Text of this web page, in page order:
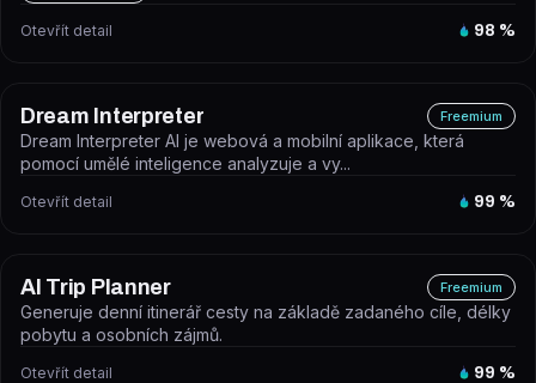
Otevřít detail 98 %
Dream Interpreter Freemium
Dream Interpreter AI je webová a mobilní aplikace, která
pomocí umělé inteligence analyzuje a vy...
Otevřít detail 99 %
AI Trip Planner Freemium
Generuje denní itinerář cesty na základě zadaného cíle, délky
pobytu a osobních zájmů.
Otevřít detail 99 %